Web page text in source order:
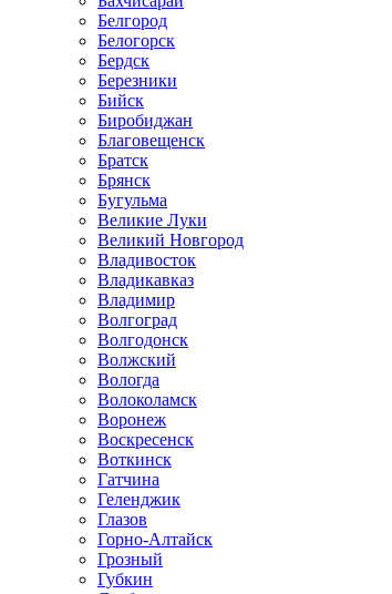
Белгород
Белогорск
Бердск
Березники
Бийск
Биробиджан
Благовещенск
Братск
Брянск
Бугульма
Великие Луки
Великий Новгород
Владивосток
Владикавказ
Владимир
Волгоград
Волгодонск
Волжский
Вологда
Волоколамск
Воронеж
Воскресенск
Воткинск
Гатчина
Геленджик
Глазов
Горно-Алтайск
Грозный
Губкин